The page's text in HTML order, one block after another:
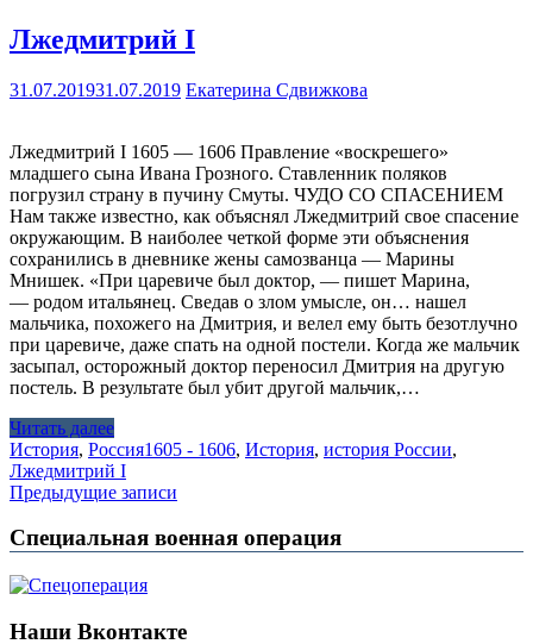
Лжедмитрий I
31.07.201931.07.2019 Екатерина Сдвижкова
Лжедмитрий I 1605 — 1606 Правление «воскрешего»
младшего сына Ивана Грозного. Ставленник поляков
погрузил страну в пучину Смуты. ЧУДО СО СПАСЕНИЕМ
Нам также известно, как объяснял Лжедмитрий свое спасение
окружающим. В наиболее четкой форме эти объяснения
сохранились в дневнике жены самозванца — Марины
Мнишек. «При царевиче был доктор, — пишет Марина,
— родом итальянец. Сведав о злом умысле, он… нашел
мальчика, похожего на Дмитрия, и велел ему быть безотлучно
при царевиче, даже спать на одной постели. Когда же мальчик
засыпал, осторожный доктор переносил Дмитрия на другую
постель. В результате был убит другой мальчик,…
Читать далее
История, Россия1605 - 1606, История, история России,
Лжедмитрий I
Навигация
по
записям
Предыдущие записи
Специальная военная операция
Наши Вконтакте